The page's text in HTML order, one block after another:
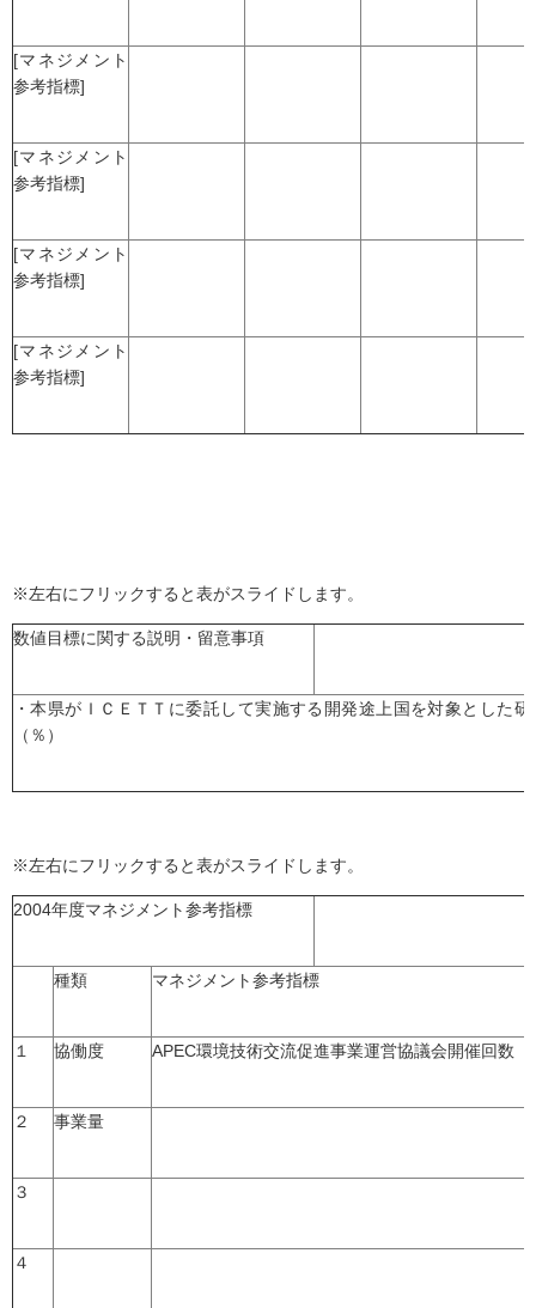
[マネジメント
参考指標]
[マネジメント
参考指標]
[マネジメント
参考指標]
[マネジメント
参考指標]
※左右にフリックすると表がスライドします。
数値目標に関する説明・留意事項
・本県がＩＣＥＴＴに委託して実施する開発途上国を対象とした
（％）
※左右にフリックすると表がスライドします。
2004年度マネジメント参考指標
種類 マネジメント参考指標
１ 協働度 APEC環境技術交流促進事業運営協議会開催回数
２ 事業量
３
４